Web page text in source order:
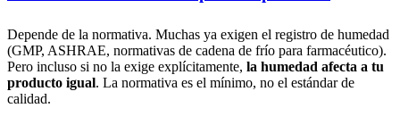
Depende de la normativa. Muchas ya exigen el registro de humedad
(GMP, ASHRAE, normativas de cadena de frío para farmacéutico).
Pero incluso si no la exige explícitamente, la humedad afecta a tu
producto igual. La normativa es el mínimo, no el estándar de
calidad.